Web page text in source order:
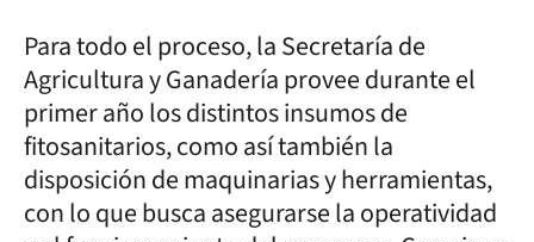
Para todo el proceso, la Secretaría de
Agricultura y Ganadería provee durante el
primer año los distintos insumos de
fitosanitarios, como así también la
disposición de maquinarias y herramientas,
con lo que busca asegurarse la operatividad